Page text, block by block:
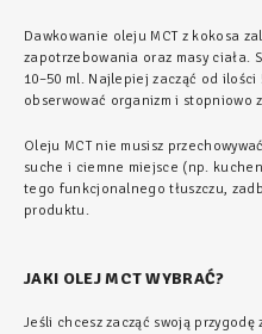
Dawkowanie oleju MCT z kokosa
zapotrzebowania oraz masy
10–50 ml. Najlepiej zacząć od
obserwować organizm i stopniowo
Oleju MCT nie musisz
suche i ciemne miejsce (np.
tego funkcjonalnego tłuszczu,
produktu.
JAKI OLEJ MCT WYBRAĆ?
Jeśli chcesz zacząć swoją przygodę